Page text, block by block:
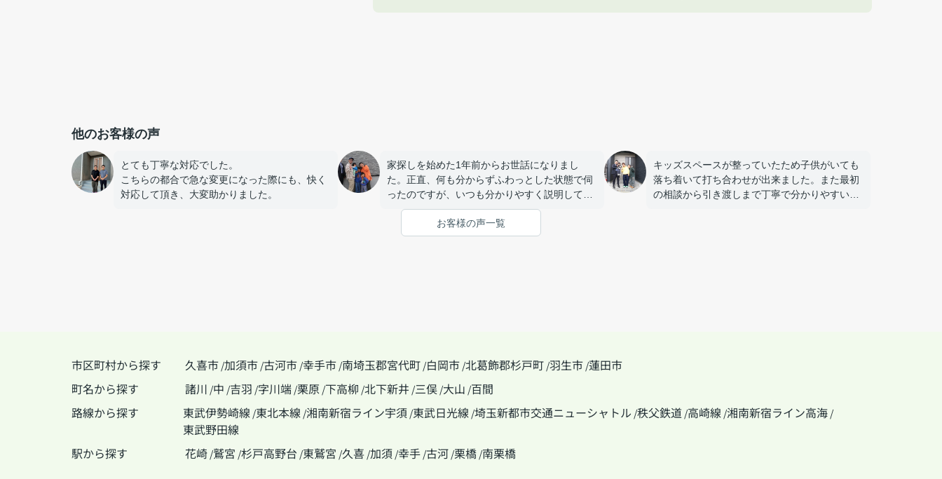
他のお客様の声
とても丁寧な対応でした。
こちらの都合で急な変更になった際にも、快く
対応して頂き、大変助かりました。
家探しを始めた1年前からお世話になりまし
た。正直、何も分からずふわっとした状態で伺
ったのですが、いつも分かりやすく説明してい
ただき、私たちの要望やペースに合わせて丁寧
に対応してくれました。とても話しやすい雰囲
気で連絡もすぐ対応してくれるので安心して相
キッズスペースが整っていたため子供がいても
落ち着いて打ち合わせが出来ました。また最初
の相談から引き渡しまで丁寧で分かりやすい対
お客様の声一覧
市区町村から探す 久喜市 /加須市 /古河市 /幸手市 /南埼玉郡宮代町 /白岡市 /北葛飾郡杉戸町 /羽生市 /蓮田市
町名から探す
諸川 /中 /吉羽 /字川端 /栗原 /下高柳 /北下新井 /三俣 /大山 /百間
路線から探す
東武伊勢崎線 /東北本線 /湘南新宿ライン宇須 /東武日光線 /埼玉新都市交通ニューシャトル /秩父鉄道 /高崎線 /湘南新宿ライン高海 /
東武野田線
駅から探す
花崎 /鷲宮 /杉戸高野台 /東鷲宮 /久喜 /加須 /幸手 /古河 /栗橋 /南栗橋